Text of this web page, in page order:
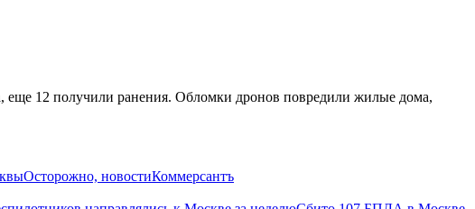
еще 12 получили ранения. Обломки дронов повредили жилые дома,
Осторожно, новостиКоммерсантъ